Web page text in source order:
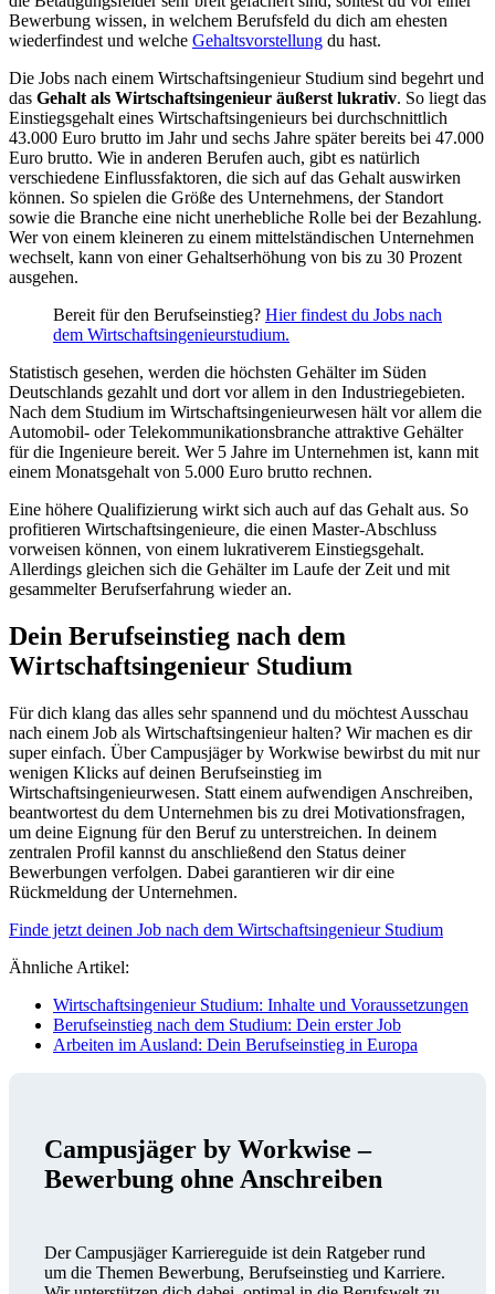
Bewerbung wissen, in welchem Berufsfeld du dich am ehesten
wiederfindest und welche Gehaltsvorstellung du hast.
Die Jobs nach einem Wirtschaftsingenieur Studium sind begehrt und
das Gehalt als Wirtschaftsingenieur äußerst lukrativ. So liegt das
Einstiegsgehalt eines Wirtschaftsingenieurs bei durchschnittlich
43.000 Euro brutto im Jahr und sechs Jahre später bereits bei 47.000
Euro brutto. Wie in anderen Berufen auch, gibt es natürlich
verschiedene Einflussfaktoren, die sich auf das Gehalt auswirken
können. So spielen die Größe des Unternehmens, der Standort
sowie die Branche eine nicht unerhebliche Rolle bei der Bezahlung.
Wer von einem kleineren zu einem mittelständischen Unternehmen
wechselt, kann von einer Gehaltserhöhung von bis zu 30 Prozent
ausgehen.
Bereit für den Berufseinstieg? Hier findest du Jobs nach
dem Wirtschaftsingenieurstudium.
Statistisch gesehen, werden die höchsten Gehälter im Süden
Deutschlands gezahlt und dort vor allem in den Industriegebieten.
Nach dem Studium im Wirtschaftsingenieurwesen hält vor allem die
Automobil- oder Telekommunikationsbranche attraktive Gehälter
für die Ingenieure bereit. Wer 5 Jahre im Unternehmen ist, kann mit
einem Monatsgehalt von 5.000 Euro brutto rechnen.
Eine höhere Qualifizierung wirkt sich auch auf das Gehalt aus. So
profitieren Wirtschaftsingenieure, die einen Master-Abschluss
vorweisen können, von einem lukrativerem Einstiegsgehalt.
Allerdings gleichen sich die Gehälter im Laufe der Zeit und mit
gesammelter Berufserfahrung wieder an.
Dein Berufseinstieg nach dem
Wirtschaftsingenieur Studium
Für dich klang das alles sehr spannend und du möchtest Ausschau
nach einem Job als Wirtschaftsingenieur halten? Wir machen es dir
super einfach. Über Campusjäger by Workwise bewirbst du mit nur
wenigen Klicks auf deinen Berufseinstieg im
Wirtschaftsingenieurwesen. Statt einem aufwendigen Anschreiben,
beantwortest du dem Unternehmen bis zu drei Motivationsfragen,
um deine Eignung für den Beruf zu unterstreichen. In deinem
zentralen Profil kannst du anschließend den Status deiner
Bewerbungen verfolgen. Dabei garantieren wir dir eine
Rückmeldung der Unternehmen.
Finde jetzt deinen Job nach dem Wirtschaftsingenieur Studium
Ähnliche Artikel:
Wirtschaftsingenieur Studium: Inhalte und Voraussetzungen
Berufseinstieg nach dem Studium: Dein erster Job
Arbeiten im Ausland: Dein Berufseinstieg in Europa
Campusjäger by Workwise –
Bewerbung ohne Anschreiben
Der Campusjäger Karriereguide ist dein Ratgeber rund
um die Themen Bewerbung, Berufseinstieg und Karriere.